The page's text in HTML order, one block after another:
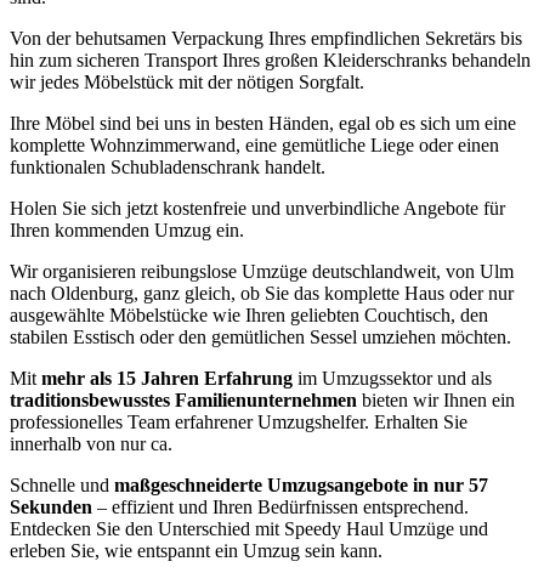
Von der behutsamen Verpackung Ihres empfindlichen Sekretärs bis
hin zum sicheren Transport Ihres großen Kleiderschranks behandeln
wir jedes Möbelstück mit der nötigen Sorgfalt.
Ihre Möbel sind bei uns in besten Händen, egal ob es sich um eine
komplette Wohnzimmerwand, eine gemütliche Liege oder einen
funktionalen Schubladenschrank handelt.
Holen Sie sich jetzt kostenfreie und unverbindliche Angebote für
Ihren kommenden Umzug ein.
Wir organisieren reibungslose Umzüge deutschlandweit, von Ulm
nach Oldenburg, ganz gleich, ob Sie das komplette Haus oder nur
ausgewählte Möbelstücke wie Ihren geliebten Couchtisch, den
stabilen Esstisch oder den gemütlichen Sessel umziehen möchten.
Mit mehr als 15 Jahren Erfahrung im Umzugssektor und als
traditionsbewusstes Familienunternehmen bieten wir Ihnen ein
professionelles Team erfahrener Umzugshelfer. Erhalten Sie
innerhalb von nur ca.
Schnelle und maßgeschneiderte Umzugsangebote in nur 57
Sekunden – effizient und Ihren Bedürfnissen entsprechend.
Entdecken Sie den Unterschied mit Speedy Haul Umzüge und
erleben Sie, wie entspannt ein Umzug sein kann.